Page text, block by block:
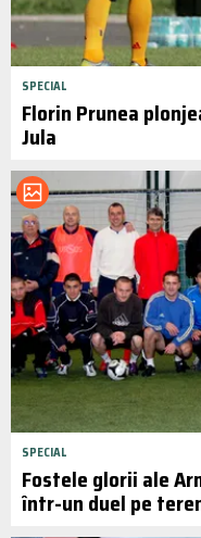
SPECIAL
Florin Prunea
Jula
SPECIAL
Fostele glorii ale
într-un duel pe